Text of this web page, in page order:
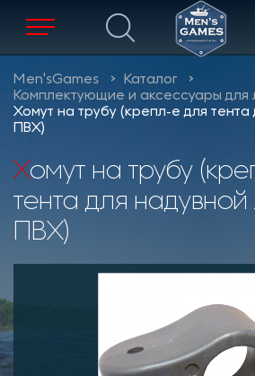
Men'sGames
Каталог
Комплектующие и аксессуары для
Хомут на трубу (крепл-е для тента
ПВХ)
Хомут на трубу (крепл-е для
тента для
ПВХ)